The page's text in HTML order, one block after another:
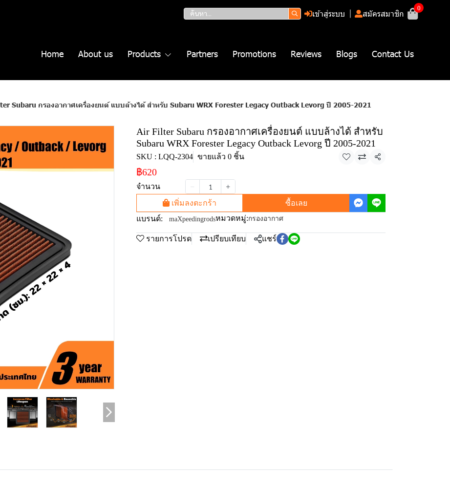
เข้าสู่ระบบ สมัครสมาชิก
0
Home About us Products Partners Promotions Reviews Blogs Contact Us
Subaru กรองอากาศเครื่องยนต์ แบบล้างได้ สำหรับ Subaru WRX Forester Legacy Outback Levorg ปี 2005-2021
Air Filter Subaru กรองอากาศเครื่องยนต์ แบบล้างได้ สำหรับ
Subaru WRX Forester Legacy Outback Levorg ปี 2005-2021
SKU : LQQ-2304 ขายแล้ว 0 ชิ้น แชร์
฿620
จำนวน
เพิ่มลงตะกร้า
ซื้อเลย
แบรนด์:
maXpeedingrodsหมวดหมู่:กรองอากาศ
รายการโปรด เปรียบเทียบ แชร์